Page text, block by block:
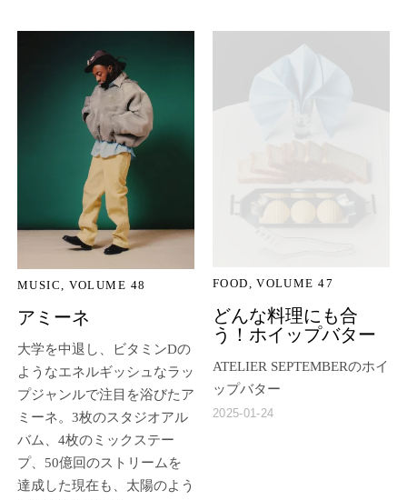
MUSIC VOLUME 48
アミーネ
大学を中退し、ビタミンDの
ようなエネルギッシュなラッ
プジャンルで注目を浴びたア
ミーネ。3枚のスタジオアル
バム、4枚のミックステー
プ、50億回のストリームを
達成した現在も、太陽のよう
FOOD VOLUME 47
どんな料理にも合
う！ホイップバター
ATELIER SEPTEMBERのホイ
ップバター
2025-01-24